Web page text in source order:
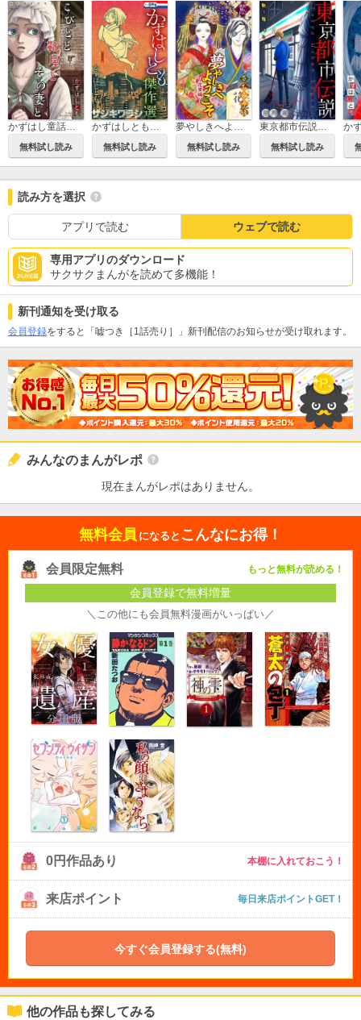
かずはし童話［1話売り］
無料試し読み
かずはしとも傑作選
無料試し読み
夢やしきへようこそ［1話売り］
無料試し読み
東京都市伝説［1話売り］
無料試し読み
読み方を選択
アプリで読む ウェブで読む
専用アプリのダウンロード
サクサクまんがを読めて多機能！
新刊通知を受け取る
会員登録をすると「嘘つき［1話売り］」新刊配信のお知らせが受け取れます。
みんなのまんがレポ
現在まんがレポはありません。
無料会員 になると こんなにお得！
会員限定無料 もっと無料が読める！
会員登録で無料増量
＼この他にも会員無料漫画がいっぱい／
0円作品あり 本棚に入れておこう！
来店ポイント 毎日来店ポイントGET！
今すぐ会員登録する(無料)
他の作品も探してみる